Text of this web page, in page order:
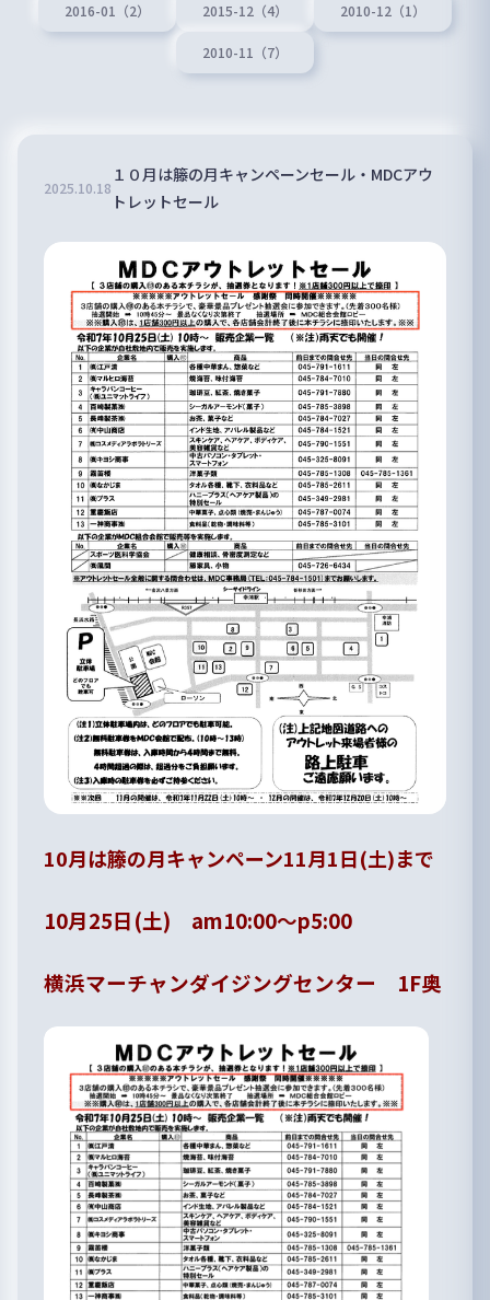
2016-01（2） 2015-12（4） 2010-12（1）
2010-11（7）
2025.10.18
１０月は籐の月キャンペーンセール・MDCアウ
トレットセール
10月は籐の月キャンペーン11月1日(土)まで
10月25日(土) am10:00〜p5:00
横浜マーチャンダイジングセンター 1F奥